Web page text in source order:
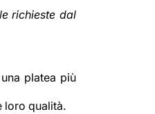
richieste dal
platea più
loro qualità.